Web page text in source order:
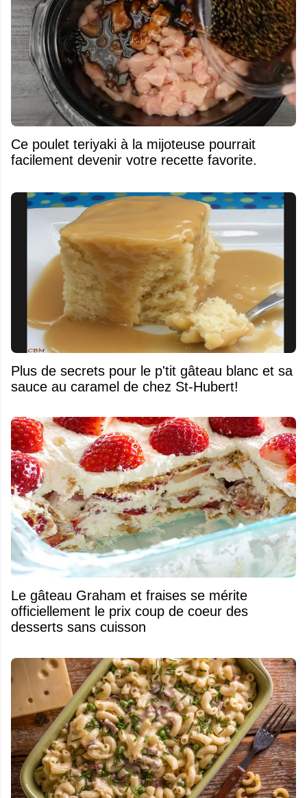
Ce poulet teriyaki à la mijoteuse pourrait
facilement devenir votre recette favorite.
Plus de secrets pour le p'tit gâteau blanc et sa
sauce au caramel de chez St-Hubert!
Le gâteau Graham et fraises se mérite
officiellement le prix coup de coeur des
desserts sans cuisson